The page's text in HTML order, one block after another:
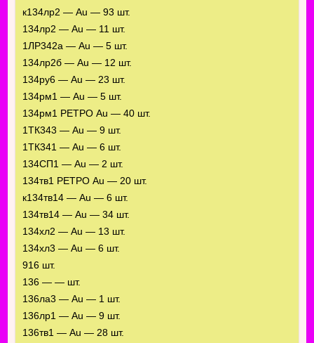
к134лр2 — Au — 93 шт.
134лр2 — Au — 11 шт.
1ЛР342а — Au — 5 шт.
134лр2б — Au — 12 шт.
134ру6 — Au — 23 шт.
134рм1 — Au — 5 шт.
134рм1 РЕТРО Au — 40 шт.
1ТК343 — Au — 9 шт.
1ТК341 — Au — 6 шт.
134СП1 — Au — 2 шт.
134тв1 РЕТРО Au — 20 шт.
к134тв14 — Au — 6 шт.
134тв14 — Au — 34 шт.
134хл2 — Au — 13 шт.
134хл3 — Au — 6 шт.
916 шт.
136 — — шт.
136ла3 — Au — 1 шт.
136лр1 — Au — 9 шт.
136тв1 — Au — 28 шт.